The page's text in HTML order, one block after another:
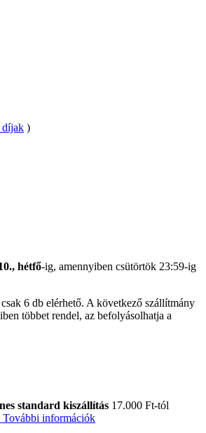
díjak )
hétfő-ig, amennyiben csütörtök 23:59-ig
6 db elérhető. A következő szállítmány
többet rendel, az befolyásolhatja a
standard kiszállítás 17.000 Ft-tól
További információk